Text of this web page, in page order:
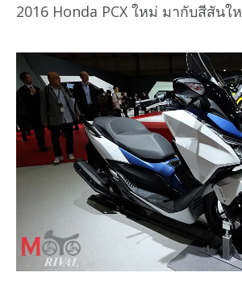
2016 Honda PCX ใหม่ มากับสีสันใ